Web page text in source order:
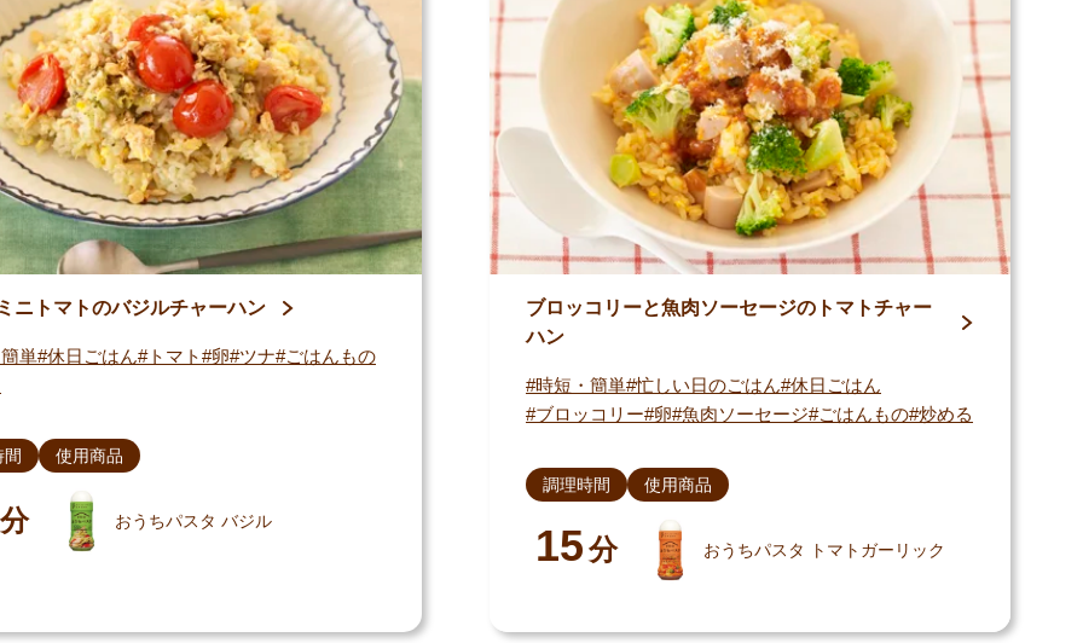
ニトマトのバジルチャーハン
単 休日ごはん トマト 卵 ツナ ごはんもの
分
使用商品
おうちパスタ バジル
ブロッコリーと魚肉ソーセージのトマトチャー
ハン
時短・簡単 忙しい日のごはん 休日ごはん
ブロッコリー 卵 魚肉ソーセージ ごはんもの 炒める
調理時間
15分
使用商品
おうちパスタ トマトガーリック